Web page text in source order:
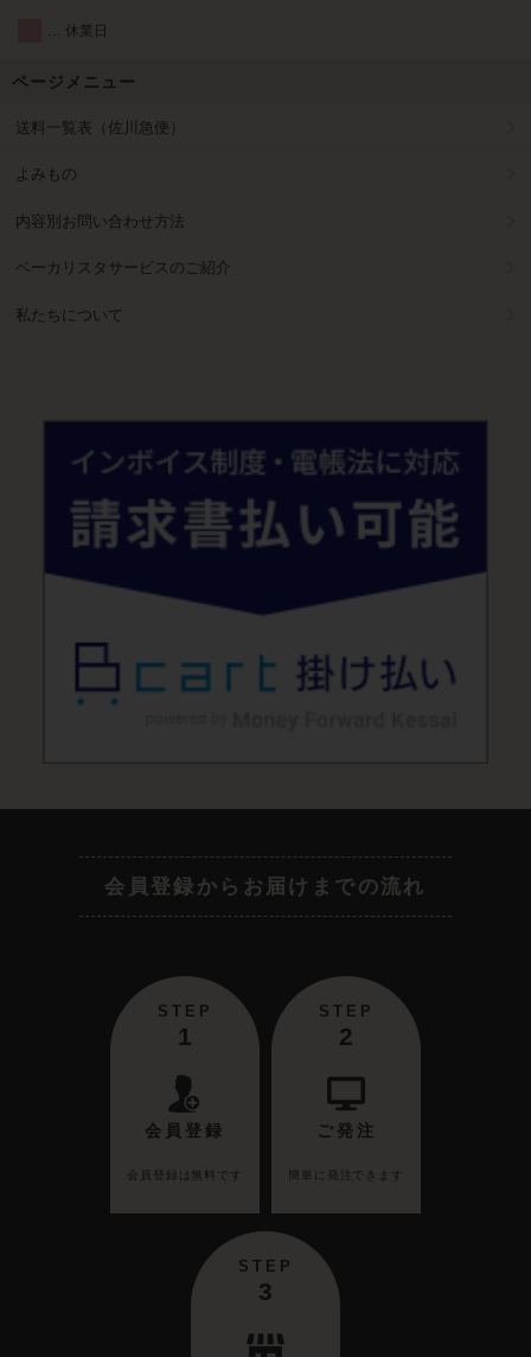
… 休業日
ページメニュー
送料一覧表（佐川急便）
よみもの
内容別お問い合わせ方法
ベーカリスタサービスのご紹介
私たちについて
会員登録からお届けまでの流れ
STEP
1
会員登録
会員登録は無料です
STEP
2
ご発注
簡単に発注できます
STEP
3